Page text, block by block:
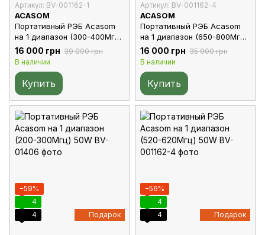
Артикул: BV-001162-1
ACASOM
Портативный РЭБ Acasom
на 1 диапазон (300-400Мгц)
50W
16 000 грн 39 000 грн
В наличии
Купить
Артикул: BV-001162-4
ACASOM
Портативный РЭБ Acasom
на 1 диапазон (650-800Мгц)
50W
16 000 грн 35 000 грн
В наличии
Купить
Подарок
−59%
4
4
Подарок
−56%
4
4